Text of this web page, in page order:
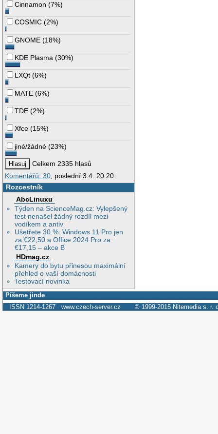
Cinnamon (7%)
COSMIC (2%)
GNOME (18%)
KDE Plasma (30%)
LXQt (6%)
MATE (6%)
TDE (2%)
Xfce (15%)
jiné/žádné (23%)
Celkem 2335 hlasů
Komentářů: 30, poslední 3.4. 20:20
Rozcestník
AbcLinuxu
Týden na ScienceMag.cz: Vylepšený
test nenašel žádný rozdíl mezi
vodíkem a antiv
Ušetřete 30 %: Windows 11 Pro jen
za €22,50 a Office 2024 Pro za
€17,15 – akce B
HDmag.cz
Kamery do bytu přinesou maximální
přehled o vaší domácnosti
Testovací novinka
Píšeme jinde
ISSN 1214-1267 www.czech-server.cz © 1999-2015 Nitemedia s. r.